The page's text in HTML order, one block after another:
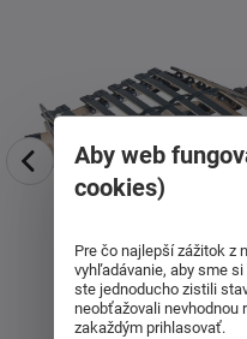
Aby web
cookies)
Pre čo najlepší zážitok z
vyhľadávanie, aby sme
ste jednoducho zistili
neobťažovali nevhodnou
zakaždým prihlasovať.